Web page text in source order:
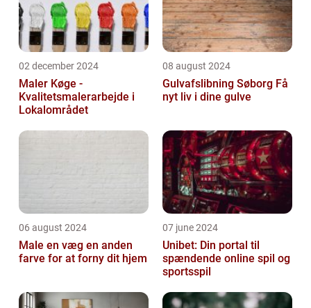
02 december 2024
Maler Køge -
Kvalitetsmalerarbejde i
Lokalområdet
08 august 2024
Gulvafslibning Søborg Få
nyt liv i dine gulve
06 august 2024
Male en væg en anden
farve for at forny dit hjem
07 june 2024
Unibet: Din portal til
spændende online spil og
sportsspil